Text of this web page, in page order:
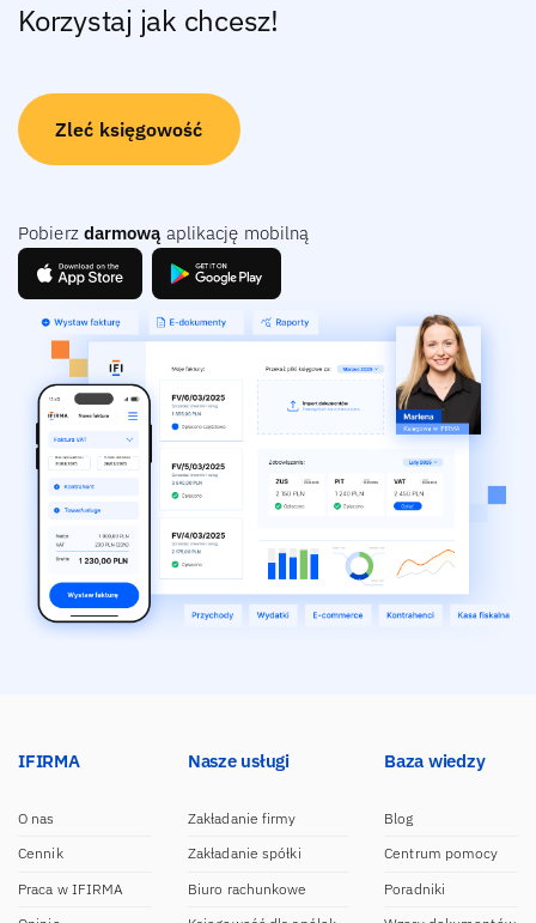
Korzystaj jak chcesz!
Zleć księgowość
Pobierz darmową aplikację mobilną
IFIRMA
O nas
Cennik
Praca w IFIRMA
Nasze usługi
Zakładanie firmy
Zakładanie spółki
Biuro rachunkowe
Baza wiedzy
Blog
Centrum pomocy
Poradniki